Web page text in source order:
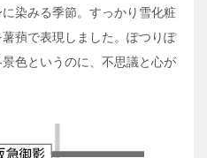
染みる季節。すっかり雪化粧
蕷で表現しました。ぽつりぽ
色というのに、不思議と心が